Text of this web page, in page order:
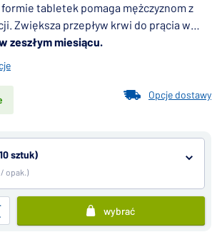
tabletek pomaga mężczyznom z
Zwiększa przepływ krwi do prącia w
seksualną, co skutkuje dłużej
to generyk Cialisu, pełnoprawny
substancję czynną tadalafil.
zeszłym miesiącu.
Opcje dostawy
sztuk)
/ opak.)
wybrać